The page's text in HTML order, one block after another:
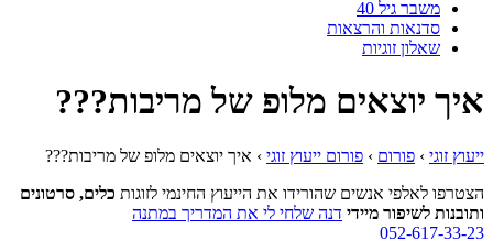
משבר גיל 40
סדנאות והרצאות
שאלון זוגיות
איך יוצאים מלופ של מריבות???
ייעוץ זוגי › פורום › פורום ייעוץ זוגי › איך יוצאים מלופ של מריבות???
הצטרפו לאלפי אנשים שהורידו את הייעוץ החינמי לזוגות כלים, סרטונים
ותובנות לשיפור מיידי דנה שלחי לי את המדריך במתנה
052-617-33-23